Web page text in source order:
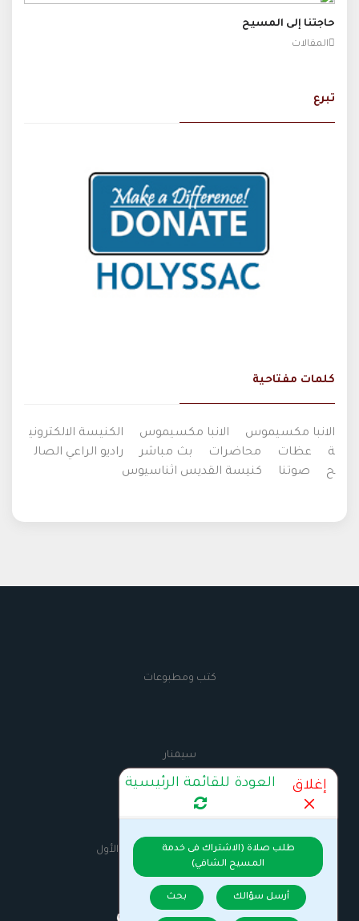
حاجتنا إلى المسيح
المقالات
تبرع
كلمات مفتاحية
الانبا مكسيموس الانبا مكسيموس
الكنيسة الالكتروني
ة
عظات محاضرات بث مباشر
راديو الراعي الصال
ح
صوتنا كنيسة القديس اثناسيوس
كتب ومطبوعات
سيمنار
AnbaMaximus
السيرة الذاتية للانبا مكسيموس الأول
إغلاق العودة للقائمة الرئيسية
طلب صلاة (الاشتراك فى خدمة
المسيح الشافي)
أرسل سؤالك بحث